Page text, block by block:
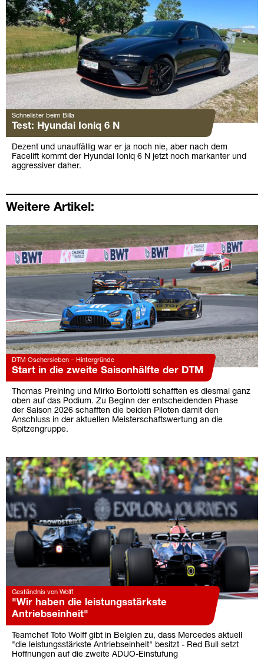
Schnellster beim Billa
Test: Hyundai Ioniq 6 N
Dezent und unauffällig war er ja noch nie, aber nach dem
Facelift kommt der Hyundai Ioniq 6 N jetzt noch markanter und
aggressiver daher.
Weitere Artikel:
DTM Oschersleben – Hintergründe
Start in die zweite Saisonhälfte der DTM
Thomas Preining und Mirko Bortolotti schafften es diesmal ganz
oben auf das Podium. Zu Beginn der entscheidenden Phase
der Saison 2026 schafften die beiden Piloten damit den
Anschluss in der aktuellen Meisterschaftswertung an die
Spitzengruppe.
Geständnis von Wolff
"Wir haben die leistungsstärkste
Antriebseinheit"
Teamchef Toto Wolff gibt in Belgien zu, dass Mercedes aktuell
"die leistungsstärkste Antriebseinheit" besitzt - Red Bull setzt
Hoffnungen auf die zweite ADUO-Einstufung